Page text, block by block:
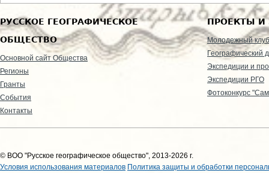
РУССКОЕ ГЕОГРАФИЧЕСКОЕ
ОБЩЕСТВО
Основной сайт Общества
Регионы
Гранты
События
Контакты
ПРОЕКТЫ И
Молодежный клуб
Географический
Экспедиции и
Экспедиции РГО
Фотоконкурс
© ВОО "Русское географическое общество", 2013-2026 г.
Условия использования материалов Политика защиты и обработки